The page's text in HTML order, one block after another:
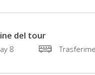
del tour
8